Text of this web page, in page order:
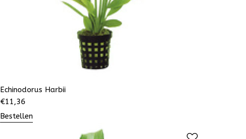
Echinodorus Harbii
€11,36
Bestellen